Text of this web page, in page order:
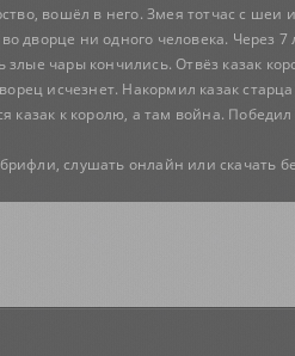
вошёл в него. Змея тотчас с
дворце ни одного человека. Через 7
чары кончились. Отвёз казак
исчезнет. Накормил казак
казак к королю, а там война.
слушать онлайн или скачать